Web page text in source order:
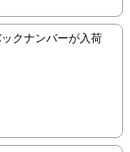
クナンバーが入荷